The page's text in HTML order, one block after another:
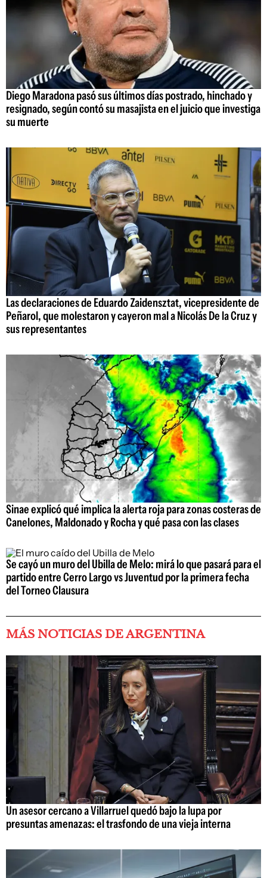
Diego Maradona pasó sus últimos días postrado, hinchado y
resignado, según contó su masajista en el juicio que investiga
su muerte
Las declaraciones de Eduardo Zaidensztat, vicepresidente de
Peñarol, que molestaron y cayeron mal a Nicolás De la Cruz y
sus representantes
Sinae explicó qué implica la alerta roja para zonas costeras de
Canelones, Maldonado y Rocha y qué pasa con las clases
Se cayó un muro del Ubilla de Melo: mirá lo que pasará para el
partido entre Cerro Largo vs Juventud por la primera fecha
del Torneo Clausura
MÁS NOTICIAS DE ARGENTINA
Un asesor cercano a Villarruel quedó bajo la lupa por
presuntas amenazas: el trasfondo de una vieja interna